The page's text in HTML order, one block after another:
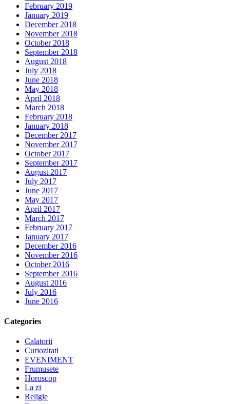
February 2019
January 2019
December 2018
November 2018
October 2018
September 2018
August 2018
July 2018
June 2018
May 2018
April 2018
March 2018
February 2018
January 2018
December 2017
November 2017
October 2017
September 2017
August 2017
July 2017
June 2017
May 2017
April 2017
March 2017
February 2017
January 2017
December 2016
November 2016
October 2016
September 2016
August 2016
July 2016
June 2016
Categories
Calatorii
Curiozitati
EVENIMENT
Frumusete
Horoscop
La zi
Religie